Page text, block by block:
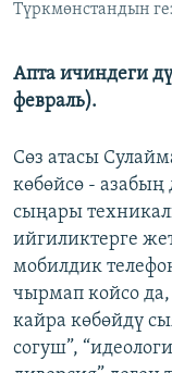
Түркмөнстандын
Апта ичиндеги
февраль).
Сөз атасы
көбөйсө - азабың
сыңары
ийгиликтерге
мобилдик
чырмап койсо да,
кайра көбөйдү
согуш”,